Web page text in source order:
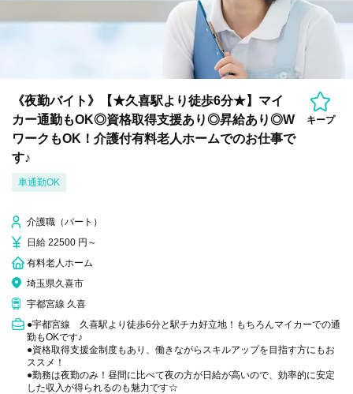
《夜勤バイト》【★久喜駅より徒歩6分★】マイ
カー通勤もOK◎資格取得支援あり◎昇給あり◎W
ワークもOK！介護付有料老人ホームでのお仕事で
す♪
キープ
車通勤OK
介護職（パート）
日給 22500 円～
有料老人ホーム
埼玉県久喜市
宇都宮線 久喜
●宇都宮線 久喜駅より徒歩6分と駅チカ好立地！もちろんマイカーでの通
勤もOKです♪
●資格取得支援金制度もあり、働きながらスキルアップを目指す方にもお
ススメ！
●勤務は夜勤のみ！昼間に比べて夜の方が日給が高いので、効率的に安定
した収入が得られるのも魅力です☆